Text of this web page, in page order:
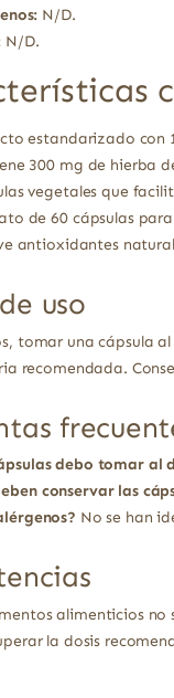
N/D.
N/D.
estandarizado con
300 mg de hierba
vegetales que
de 60 cápsulas
antioxidantes
uso
tomar una cápsula
recomendada.
debo tomar al
conservar las
No se han
alimenticios
la dosis